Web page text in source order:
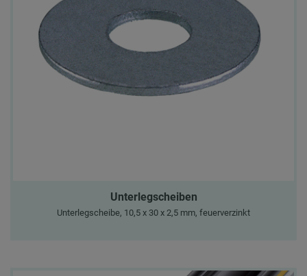
Unterlegscheiben
Unterlegscheibe, 10,5 x 30 x 2,5 mm, feuerverzinkt